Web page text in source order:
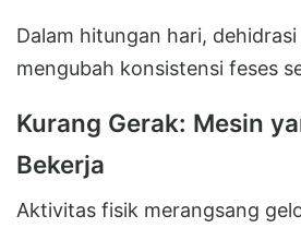
Dalam hitungan hari,
mengubah konsistensi feses
Kurang Gerak: Mesin
Bekerja
Aktivitas fisik merangsang